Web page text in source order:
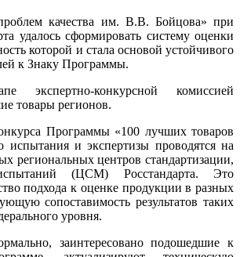
качества им. В.В. Бойцова» при
удалось сформировать систему оценки
которой и стала основой устойчивого
к Знаку Программы.
экспертно-конкурсной комиссией
товары регионов.
Программы «100 лучших товаров
испытания и экспертизы проводятся на
региональных центров стандартизации,
(ЦCM) Росстандарта. Это
подхода к оценке продукции в разных
сопоставимость результатов таких
уровня.
заинтересовано подошедшие к